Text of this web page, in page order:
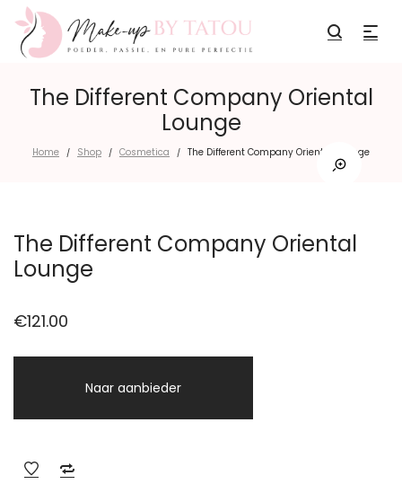
The Different Company Oriental
Lounge
Home / Shop / Cosmetica / The Different Company Oriental Lounge
The Different Company Oriental
Lounge
€121.00
Naar aanbieder